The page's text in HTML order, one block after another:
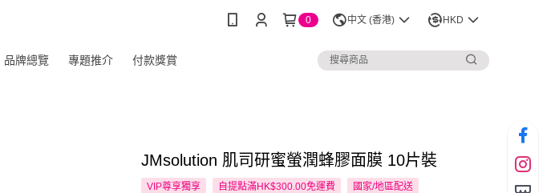
0 中文 (香港) HKD
品牌總覽 專題推介 付款獎賞
JMsolution 肌司研蜜螢潤蜂膠面膜 10片裝
VIP尊享獨享 自提點滿HK$300.00免運費 國家/地區配送